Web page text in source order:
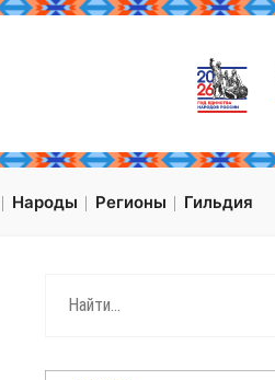
Народы Регионы Гильдия